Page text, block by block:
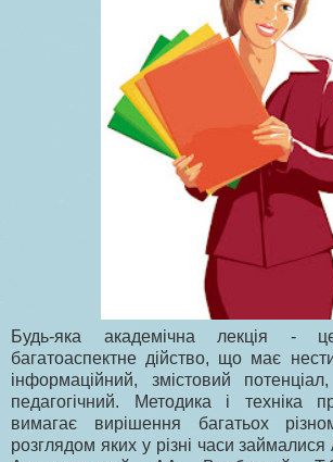
Будь-яка академічна лекція - це
багатоаспектне дійство, що має
інформаційний, змістовий
педагогічний. Методика і техніка
вимагає вирішення багатьох
розглядом яких у різні часи